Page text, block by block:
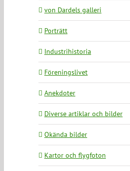
von Dardels galleri
Porträtt
Industrihistoria
Föreningslivet
Anekdoter
Diverse artiklar och bilder
Okända bilder
Kartor och flygfoton